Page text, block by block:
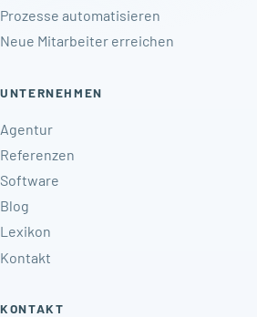
Prozesse automatisieren
Neue Mitarbeiter erreichen
UNTERNEHMEN
Agentur
Referenzen
Software
Blog
Lexikon
Kontakt
KONTAKT